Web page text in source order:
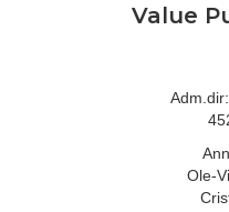
Value
Ole-